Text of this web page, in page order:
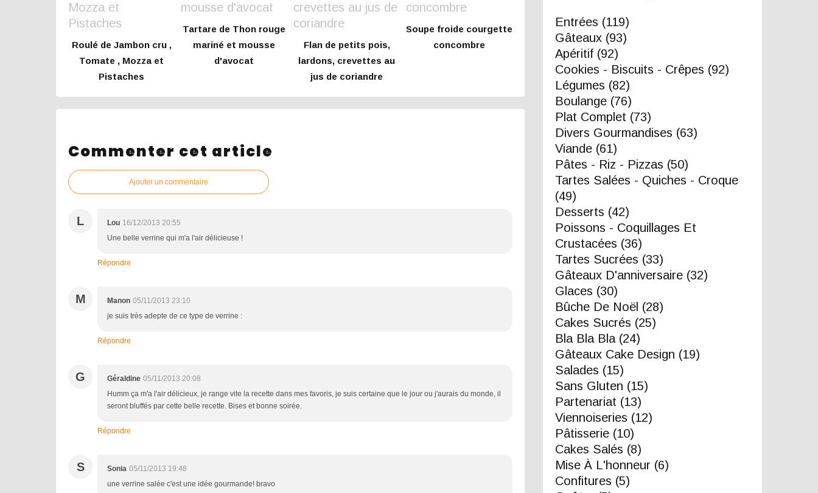
Roulé de Jambon cru ,
Tomate , Mozza et
Pistaches
Tartare de Thon rouge
mariné et mousse
d'avocat
Flan de petits pois,
lardons, crevettes au
jus de coriandre
Soupe froide courgette
concombre
Commenter cet article
Ajouter un commentaire
L Lou 16/12/2013 20:55
Une belle verrine qui m'a l'air délicieuse !
Répondre
M Manon 05/11/2013 23:10
je suis très adepte de ce type de verrine :
Répondre
G Géraldine 05/11/2013 20:08
Humm ça m'a l'air délicieux, je range vite la recette dans mes favoris, je suis certaine que le jour ou j'aurais du monde, il
seront bluffés par cette belle recette. Bises et bonne soirée.
Répondre
S Sonia 05/11/2013 19:48
une verrine salée c'est une idée gourmande! bravo
Entrées (119)
Gâteaux (93)
Apéritif (92)
Cookies - Biscuits - Crêpes (92)
Légumes (82)
Boulange (76)
Plat Complet (73)
Divers Gourmandises (63)
Viande (61)
Pâtes - Riz - Pizzas (50)
Tartes Salées - Quiches - Croque
(49)
Desserts (42)
Poissons - Coquillages Et
Crustacées (36)
Tartes Sucrées (33)
Gâteaux D'anniversaire (32)
Glaces (30)
Bûche De Noël (28)
Cakes Sucrés (25)
Bla Bla Bla(24)
Gâteaux Cake Design (19)
Salades (15)
Sans Gluten (15)
Partenariat (13)
Viennoiseries (12)
Pâtisserie (10)
Cakes Salés (8)
Mise À L'honneur (6)
Confitures (5)